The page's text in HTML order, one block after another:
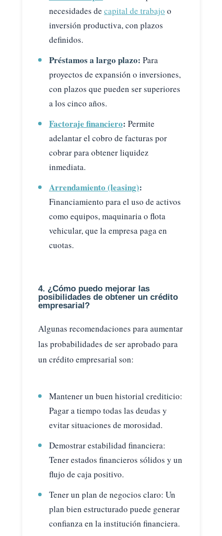
necesidades de capital de trabajo o
inversión productiva, con plazos
definidos.
Préstamos a largo plazo: Para
proyectos de expansión o inversiones,
con plazos que pueden ser superiores
a los cinco años.
Factoraje financiero: Permite
adelantar el cobro de facturas por
cobrar para obtener liquidez
inmediata.
Arrendamiento (leasing):
Financiamiento para el uso de activos
como equipos, maquinaria o flota
vehicular, que la empresa paga en
cuotas.
4. ¿Cómo puedo mejorar las
posibilidades de obtener un crédito
empresarial?
Algunas recomendaciones para aumentar
las probabilidades de ser aprobado para
un crédito empresarial son:
Mantener un buen historial crediticio:
Pagar a tiempo todas las deudas y
evitar situaciones de morosidad.
Demostrar estabilidad financiera:
Tener estados financieros sólidos y un
flujo de caja positivo.
Tener un plan de negocios claro: Un
plan bien estructurado puede generar
confianza en la institución financiera.